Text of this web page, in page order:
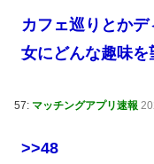
カフェ巡りとか
女にどんな趣味を
57: マッチングアプリ速報
>>48